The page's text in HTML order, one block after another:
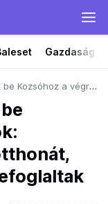
Gazdaság
el az otthonát, legendás tárgyakat is lefoglaltak